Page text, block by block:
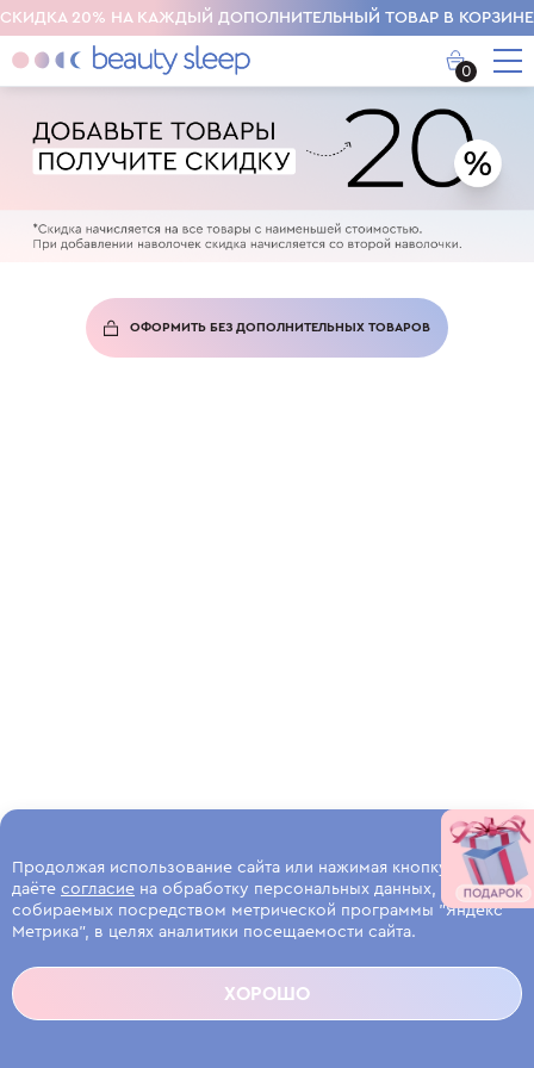
СКИДКА 20% НА КАЖДЫЙ ДОПОЛНИТЕЛЬНЫЙ ТОВАР В КОРЗИНЕ
0
ОФОРМИТЬ БЕЗ ДОПОЛНИТЕЛЬНЫХ ТОВАРОВ
Продолжая использование сайта или нажимая кнопку, вы
даёте согласие на обработку персональных данных,
собираемых посредством метрической программы "Яндекс
Метрика", в целях аналитики посещаемости сайта.
ХОРОШО